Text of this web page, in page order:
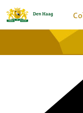
Bronnen en